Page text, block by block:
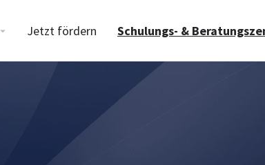
Jetzt fördern Schulungs- &